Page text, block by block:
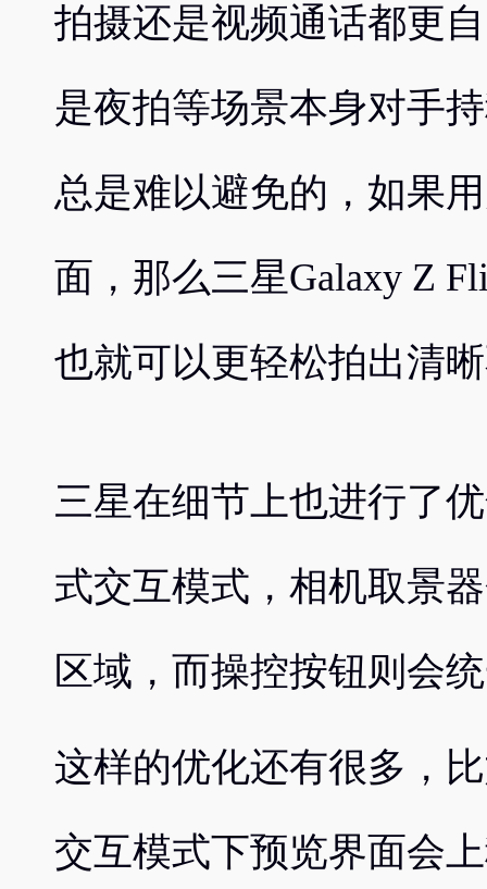
拍摄还是视频通话都更
是夜拍等场景本身对手
总是难以避免的，如果
面，那么三星Galaxy Z
也就可以更轻松拍出清
三星在细节上也进行了
式交互模式，相机取景
区域，而操控按钮则会
这样的优化还有很多，
交互模式下预览界面会